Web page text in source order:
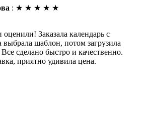
: ★ ★ ★ ★ ★
Заказала календарь с
выбрала шаблон, потом загрузила
сделано быстро и качественно.
приятно удивила цена.